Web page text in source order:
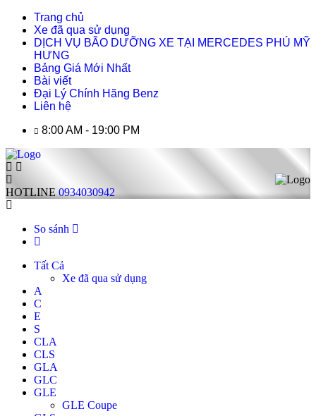
Trang chủ
Xe đã qua sử dụng
DỊCH VỤ BÃO DƯỠNG XE TẠI MERCEDES PHÚ MỸ
HƯNG
Bảng Giá Mới Nhất
Bài viết
Đại Lý Chính Hãng Benz
Liên hệ
8:00 AM - 19:00 PM
HOTLINE0934030942
So sánh
Tất Cả
Xe đã qua sử dụng
A
C
E
S
CLA
CLS
GLA
GLC
GLE
GLE Coupe